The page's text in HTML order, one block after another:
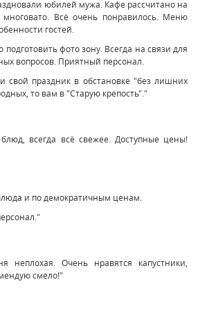
юбилей мужа. Кафе рассчитано на
Всё очень понравилось. Меню
гостей.
фото зону. Всегда на связи для
вопросов. Приятный персонал.
свой праздник в обстановке "без лишних
то вам в "Старую крепость"."
всегда всё свежее. Доступные цены!
и по демократичным ценам.
неплохая. Очень нравятся капустники,
смело!"